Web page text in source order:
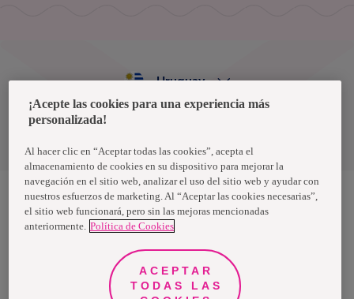
Política de privacidad de datos
Uruguay
Nosotras, una marca de Essity - una compañía global líder en
higiene y salud. Cada día, mil millones de personas, en todo el
propósito es romper barreras por el bienestar en beneficio de
consumidores, pacientes, cuidadores, clientes y la sociedad en
general. Vendemos en aproximadamente 150 países bajo las
principales marcas globales TENA y Tork, así como otras marcas
¡Acepte las cookies para una experiencia más
personalizada!
Al hacer clic en “Aceptar todas las cookies”, acepta el
almacenamiento de cookies en su dispositivo para mejorar la
navegación en el sitio web, analizar el uso del sitio web y ayudar con
nuestros esfuerzos de marketing. Al “Aceptar las cookies necesarias”,
el sitio web funcionará, pero sin las mejoras mencionadas
anteriormente. Política de Cookies
ACEPTAR
TODAS LAS